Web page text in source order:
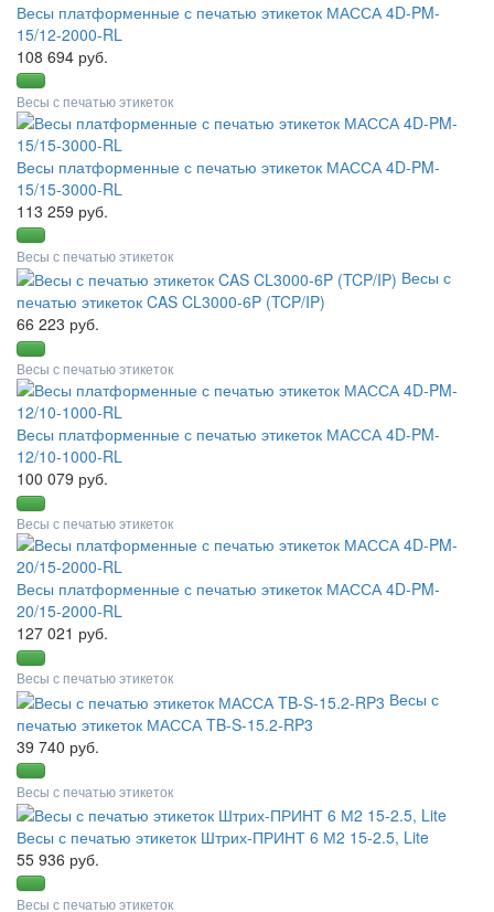
Весы платформенные с печатью этикеток МАССА 4D-PM-
15/12-2000-RL
108 694 руб.
Весы с печатью этикеток
Весы платформенные с печатью этикеток МАССА 4D-PM-
15/15-3000-RL
113 259 руб.
Весы с печатью этикеток
Весы с
печатью этикеток CAS CL3000-6P (TCP/IP)
66 223 руб.
Весы с печатью этикеток
Весы платформенные с печатью этикеток МАССА 4D-PM-
12/10-1000-RL
100 079 руб.
Весы с печатью этикеток
Весы платформенные с печатью этикеток МАССА 4D-PM-
20/15-2000-RL
127 021 руб.
Весы с печатью этикеток
Весы с
печатью этикеток МАССА TB-S-15.2-RP3
39 740 руб.
Весы с печатью этикеток
Весы с печатью этикеток Штрих-ПРИНТ 6 М2 15-2.5, Lite
55 936 руб.
Весы с печатью этикеток